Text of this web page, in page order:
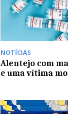
NOTÍCIAS
Alentejo com
e uma vítima